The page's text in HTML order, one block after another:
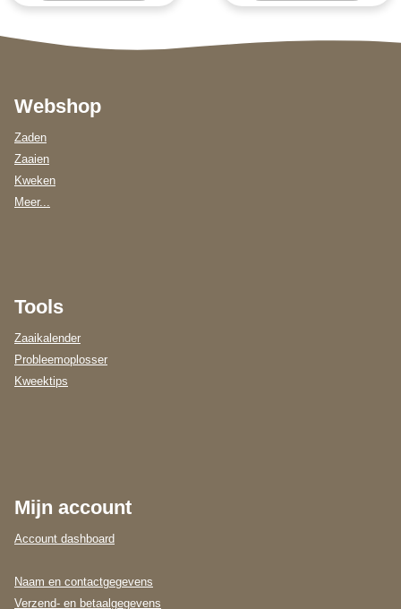
Webshop
Zaden
Zaaien
Kweken
Meer...
Tools
Zaaikalender
Probleemoplosser
Kweektips
Mijn account
Account dashboard
Naam en contactgegevens
Verzend- en betaalgegevens